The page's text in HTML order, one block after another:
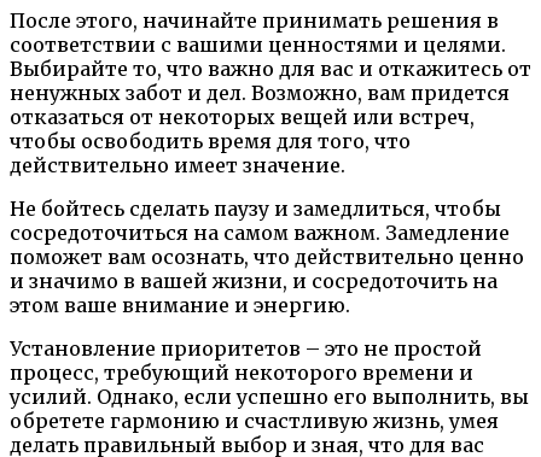
После этого, начинайте принимать решения в
соответствии с вашими ценностями и целями.
Выбирайте то, что важно для вас и откажитесь от
ненужных забот и дел. Возможно, вам придется
отказаться от некоторых вещей или встреч,
чтобы освободить время для того, что
действительно имеет значение.
Не бойтесь сделать паузу и замедлиться, чтобы
сосредоточиться на самом важном. Замедление
поможет вам осознать, что действительно ценно
и значимо в вашей жизни, и сосредоточить на
этом ваше внимание и энергию.
Установление приоритетов – это не простой
процесс, требующий некоторого времени и
усилий. Однако, если успешно его выполнить, вы
обретете гармонию и счастливую жизнь, умея
делать правильный выбор и зная, что для вас